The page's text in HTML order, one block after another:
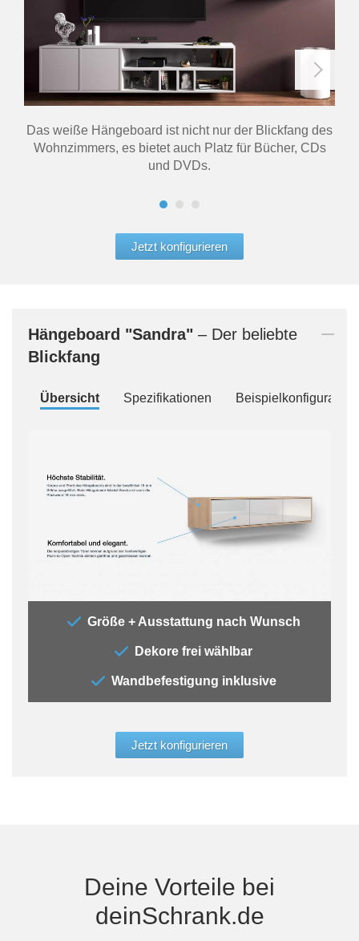
Das weiße Hängeboard ist nicht nur der Blickfang des
Wohnzimmers, es bietet auch Platz für Bücher, CDs
und DVDs.
Jetzt konfigurieren
Hängeboard "Sandra" – Der beliebte
Blickfang
Übersicht Spezifikationen
Größe + Ausstattung nach Wunsch
Dekore frei wählbar
Wandbefestigung inklusive
Jetzt konfigurieren
Deine Vorteile bei
deinSchrank.de